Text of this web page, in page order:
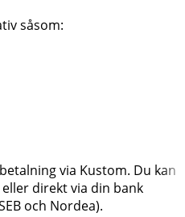
såsom:
via Kustom. Du kan
direkt via din bank
och Nordea).